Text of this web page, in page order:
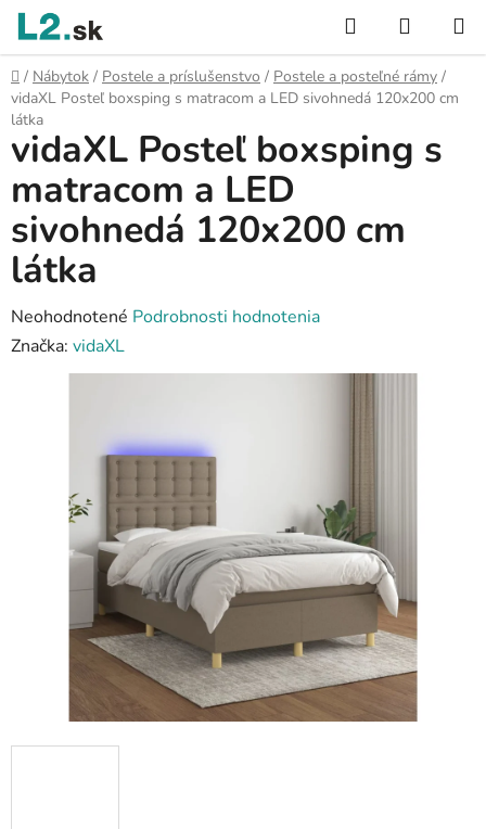
Prejsť
obsah
Hľadať
KOŠÍK
Domov
/ Nábytok / Postele a príslušenstvo / Postele a posteľné rámy /
vidaXL Posteľ boxsping s matracom a LED sivohnedá 120x200 cm
látka
vidaXL Posteľ boxsping s
matracom a LED
sivohnedá 120x200 cm
látka
Priemerné
hodnotenie
produktu
hviezdičiek.
Neohodnotené Podrobnosti hodnotenia
Značka: vidaXL